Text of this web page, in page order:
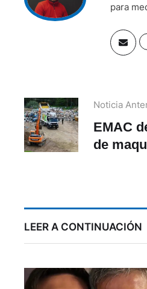
para
Noticia
EMAC
de
LEER A CONTINUACIÓN